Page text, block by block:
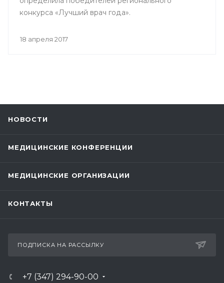
конкурса «Лучший врач года».
18 апреля 2017
НОВОСТИ
МЕДИЦИНСКИЕ КОНФЕРЕНЦИИ
МЕДИЦИНСКИЕ ОРГАНИЗАЦИИ
КОНТАКТЫ
ПОДПИСКА НА РАССЫЛКУ
+7 (347) 294-90-00